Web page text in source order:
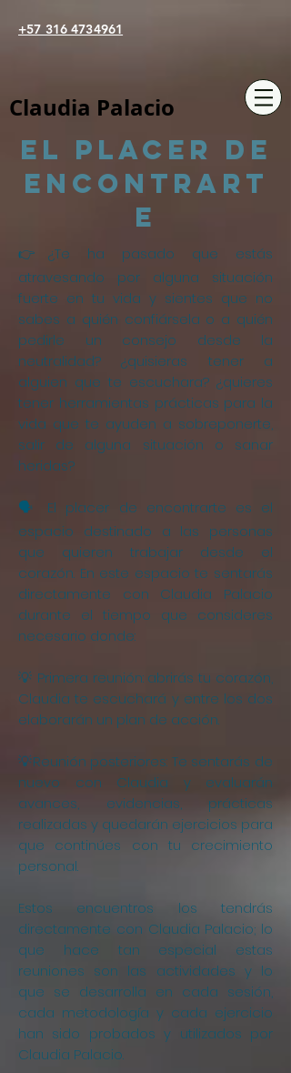
+57 316 4734961
Claudia Palacio
El placer de
Encontrart
e
👉¿Te ha pasado que estás
atravesando por alguna situación
fuerte en tu vida y sientes que no
sabes a quién confiársela o a quién
pedirle un consejo desde la
neutralidad? ¿quisieras tener a
alguien que te escuchara? ¿quieres
tener herramientas prácticas para la
vida que te ayuden a sobreponerte,
salir de alguna situación o sanar
heridas?
🗣 El placer de encontrarte es el
espacio destinado a las personas
que quieren trabajar desde el
corazón. En este espacio te sentarás
directamente con Claudia Palacio
durante el tiempo que consideres
necesario donde:
💡 Primera reunión: abrirás tu corazón,
Claudia te escuchará y entre los dos
elaborarán un plan de acción.
💡Reunión posteriores: Te sentarás de
nuevo con Claudia y evaluarán
avances, evidencias, prácticas
realizadas y quedarán ejercicios para
que continúes con tu crecimiento
personal.
Estos encuentros los tendrás
directamente con Claudia Palacio; lo
que hace tan especial estas
reuniones son las actividades y lo
que se desarrolla en cada sesión,
cada metodología y cada ejercicio
han sido probados y utilizados por
Claudia Palacio.